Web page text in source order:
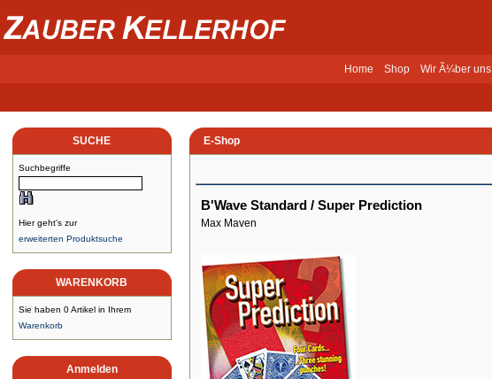
Home Shop Wir Ã¼ber uns
SUCHE
Suchbegriffe
Hier geht's zur
erweiterten Produktsuche
WARENKORB
Sie haben 0 Artikel in Ihrem
Warenkorb
Anmelden
E-Shop
B'Wave Standard / Super Prediction
Max Maven